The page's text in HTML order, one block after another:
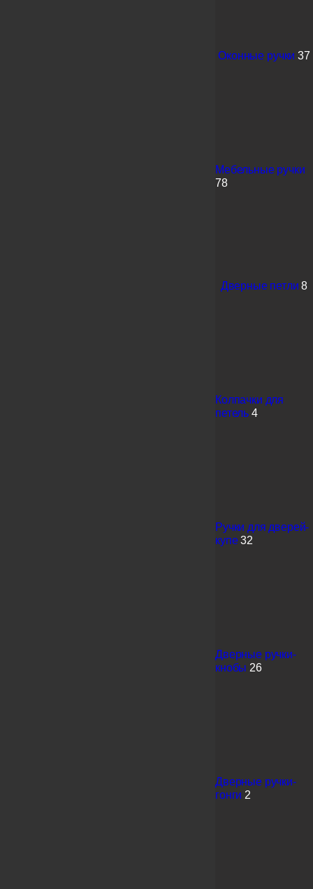
Оконные ручки 37
Мебельные ручки
78
Дверные петли 8
Колпачки для
петель 4
Ручки для дверей-
купе 32
Дверные ручки-
кнобы 26
Дверные ручки-
гонги 2